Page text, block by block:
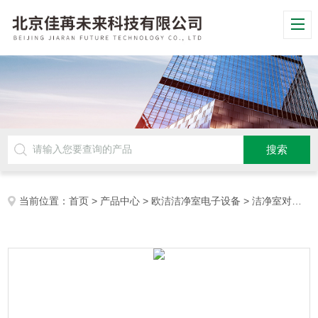
当前位置：首页 > 产品中心 > 欧洁洁净室电子设备 >洁净室对讲电话